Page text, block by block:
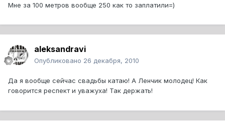
Мне за 100 метров вообще 250 как то заплатили=)
aleksandravi
Опубликовано 26 декабря, 2010
Да я вообще сейчас свадьбы катаю! А Ленчик молодец! Как
говорится респект и уважуха! Так держать!